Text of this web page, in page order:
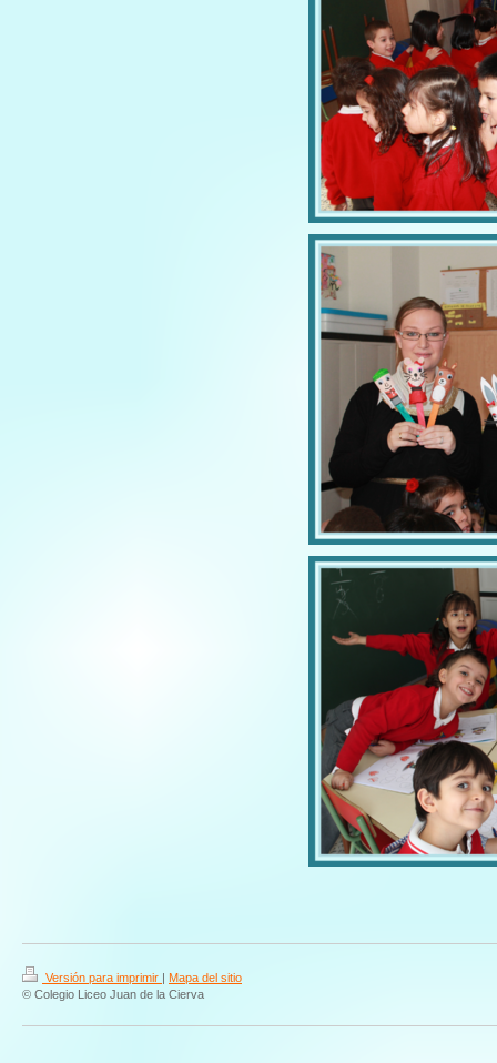
Versión para imprimir | Mapa del sitio
© Colegio Liceo Juan de la Cierva